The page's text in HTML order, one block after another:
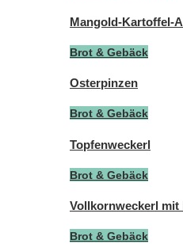
Mangold-Kartoffel-
Brot & Gebäck
Osterpinzen
Brot & Gebäck
Topfenweckerl
Brot & Gebäck
Vollkornweckerl mit
Brot & Gebäck